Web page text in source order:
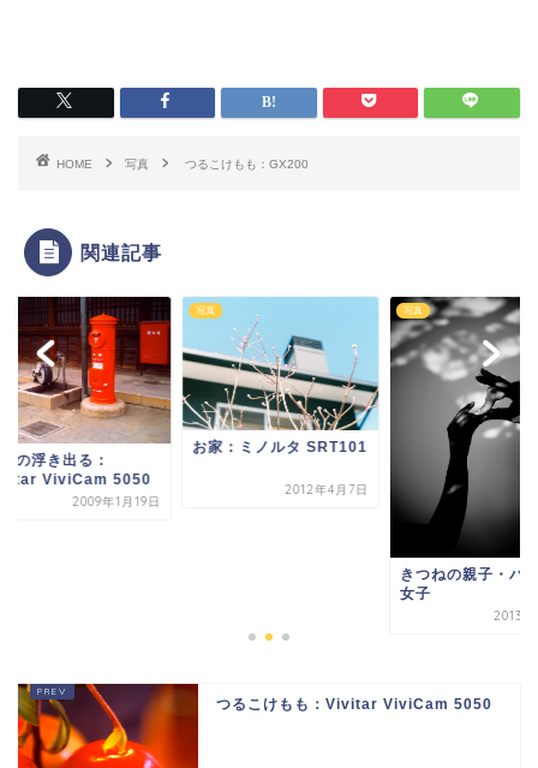
HOME 写真 つるこけもも：GX200
関連記事
の浮き出る：
ViviCam 5050
2009年1月19日
写真
お家：ミノルタ SRT101
2012年4月7日
写真
きつねの親子・バケ
女子
2013年
つるこけもも：Vivitar ViviCam 5050